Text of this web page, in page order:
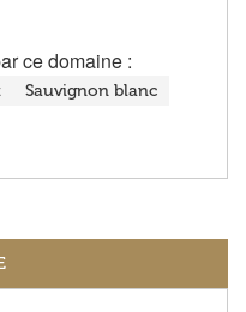
ce domaine :
Sauvignon blanc